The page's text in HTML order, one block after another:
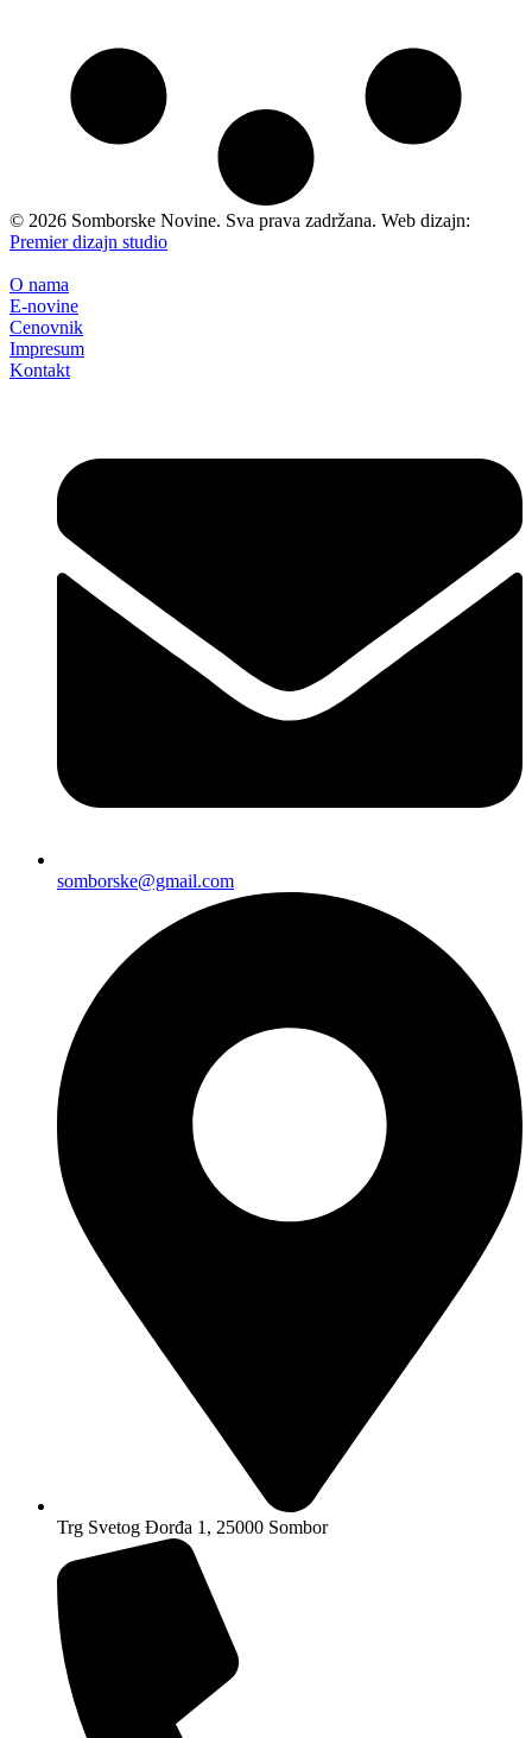
© 2026 Somborske Novine. Sva prava zadržana. Web dizajn:
Premier dizajn studio
O nama
E-novine
Cenovnik
Impresum
Kontakt
somborske@gmail.com
Trg Svetog Đorđa 1, 25000 Sombor